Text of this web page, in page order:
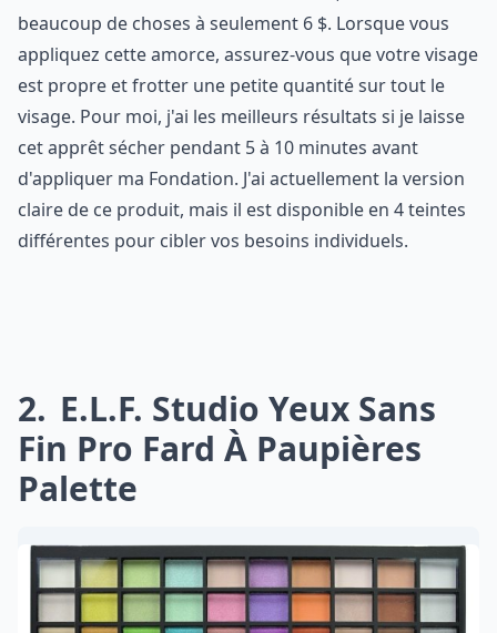
beaucoup de choses à seulement 6 $. Lorsque vous
appliquez cette amorce, assurez-vous que votre visage
est propre et frotter une petite quantité sur tout le
visage. Pour moi, j'ai les meilleurs résultats si je laisse
cet apprêt sécher pendant 5 à 10 minutes avant
d'appliquer ma Fondation. J'ai actuellement la version
claire de ce produit, mais il est disponible en 4 teintes
différentes pour cibler vos besoins individuels.
2 E.l.f. Studio Yeux Sans
Fin Pro Fard À Paupières
Palette